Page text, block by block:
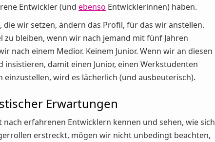
Entwickler (und ebenso Entwicklerinnen) haben.
wir setzen, ändern das Profil, für das wir anstellen.
zu bleiben, wenn wir nach jemand mit fünf Jahren
nach einem Medior. Keinem Junior. Wenn wir an diesen
damit einen Junior, einen Werkstudenten
wird es lächerlich (und ausbeuterisch).
Erwartungen
erfahrenen Entwicklern kennen und sehen, wie sich
erstreckt, mögen wir nicht unbedingt beachten,